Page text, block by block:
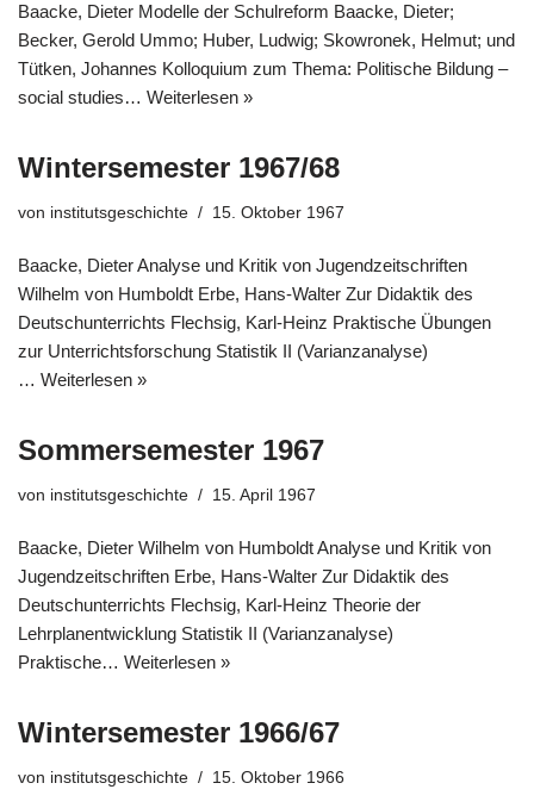
Baacke, Dieter Modelle der Schulreform Baacke, Dieter;
Becker, Gerold Ummo; Huber, Ludwig; Skowronek, Helmut; und
Tütken, Johannes Kolloquium zum Thema: Politische Bildung –
social studies… Weiterlesen »
Wintersemester 1967/68
von institutsgeschichte 15. Oktober 1967
Baacke, Dieter Analyse und Kritik von Jugendzeitschriften
Wilhelm von Humboldt Erbe, Hans-Walter Zur Didaktik des
Deutschunterrichts Flechsig, Karl-Heinz Praktische Übungen
zur Unterrichtsforschung Statistik II (Varianzanalyse)
… Weiterlesen »
Sommersemester 1967
von institutsgeschichte 15. April 1967
Baacke, Dieter Wilhelm von Humboldt Analyse und Kritik von
Jugendzeitschriften Erbe, Hans-Walter Zur Didaktik des
Deutschunterrichts Flechsig, Karl-Heinz Theorie der
Lehrplanentwicklung Statistik II (Varianzanalyse)
Praktische… Weiterlesen »
Wintersemester 1966/67
von institutsgeschichte 15. Oktober 1966